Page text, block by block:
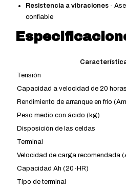
Resistencia a vibraciones -
confiable
Tensión
Capacidad a velocidad de 20
Rendimiento de arranque en frío
Peso medio con ácido (kg)
Disposición de las celdas
Terminal
Velocidad de carga recomendada
Capacidad Ah (20-HR)
Tipo de terminal